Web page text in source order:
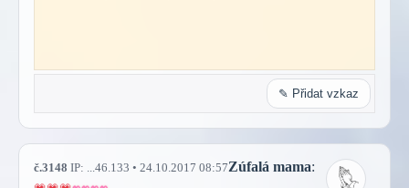
✎ Přidat vzkaz
č.3148 IP: ...46.133 • 24.10.2017 08:57Zúfalá mama: